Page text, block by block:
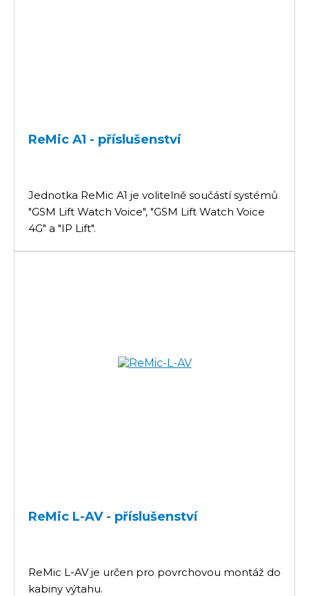
ReMic A1 - příslušenství
Jednotka ReMic A1 je volitelně součástí systémů
"GSM Lift Watch Voice", "GSM Lift Watch Voice
4G" a "IP Lift".
ReMic L-AV - příslušenství
ReMic L-AV je určen pro povrchovou montáž do
kabiny výtahu.